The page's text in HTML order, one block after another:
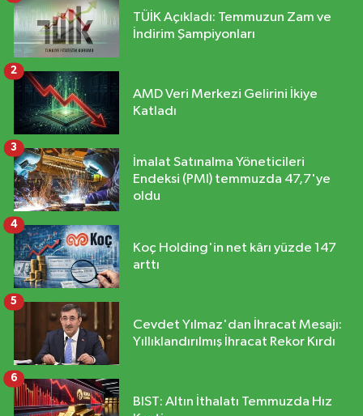
TÜİK Açıkladı: Temmuzun Zam ve
İndirim Şampiyonları
AMD Veri Merkezi Gelirini İkiye
Katladı
2
İmalat Satınalma Yöneticileri
Endeksi (PMI) temmuzda 47,7'ye
oldu
3
Koç Holding'in net kârı yüzde 147
arttı
4
Cevdet Yılmaz'dan İhracat Mesajı:
Yıllıklandırılmış İhracat Rekor Kırdı
5
BIST: Altın İthalatı Temmuzda Hız
6